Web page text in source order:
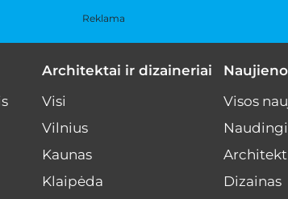
Reklama
Architektai ir dizaineriai
Visi
Vilnius
Kaunas
Klaipėda
Visos
Dizainas